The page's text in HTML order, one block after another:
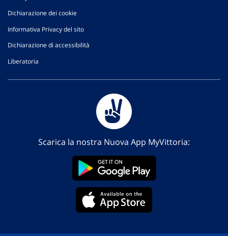
Dichiarazione dei cookie
Informativa Privacy del sito
Dichiarazione di accessibilità
Liberatoria
Scarica la nostra Nuova App MyVittoria: